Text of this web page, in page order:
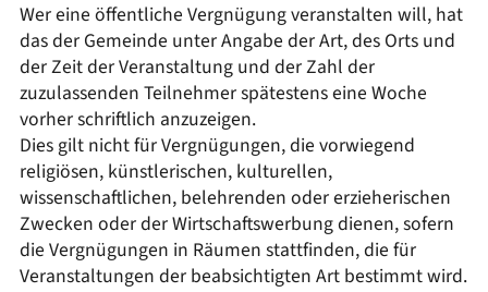
Wer eine öffentliche Vergnügung veranstalten will, hat
das der Gemeinde unter Angabe der Art, des Orts und
der Zeit der Veranstaltung und der Zahl der
zuzulassenden Teilnehmer spätestens eine Woche
vorher schriftlich anzuzeigen.
Dies gilt nicht für Vergnügungen, die vorwiegend
religiösen, künstlerischen, kulturellen,
wissenschaftlichen, belehrenden oder erzieherischen
Zwecken oder der Wirtschaftswerbung dienen, sofern
die Vergnügungen in Räumen stattfinden, die für
Veranstaltungen der beabsichtigten Art bestimmt wird.